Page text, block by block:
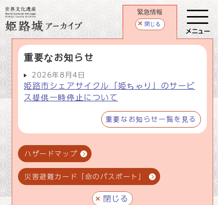
緊急情報
閉じる
重要なお知らせ
2026年8月4日
姫路市シェアサイクル「姫ちゃり」のサービ
ス提供一時停止について
重要なお知らせ一覧を見る
ハザードマップ
災害避難カード「命のパスポート」
閉じる
メニュー